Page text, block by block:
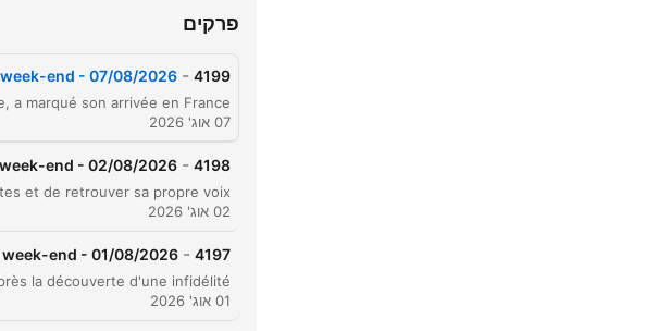
01:27:09
injuste
01:42:43
subi
פרקים
4199
-
end - 07/08/2026
07 אוג' 2026
4198
-
end - 02/08/2026
02 אוג' 2026
4197
-
week-end - 01/08/2026
01 אוג' 2026